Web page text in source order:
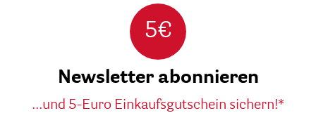
5€
Newsletter abonnieren
...und 5-Euro Einkaufsgutschein sichern!*